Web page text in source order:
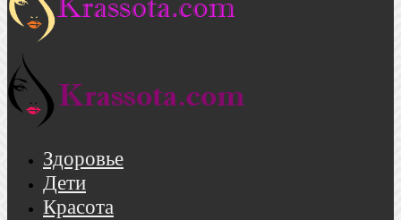
Здоровье
Дети
Красота